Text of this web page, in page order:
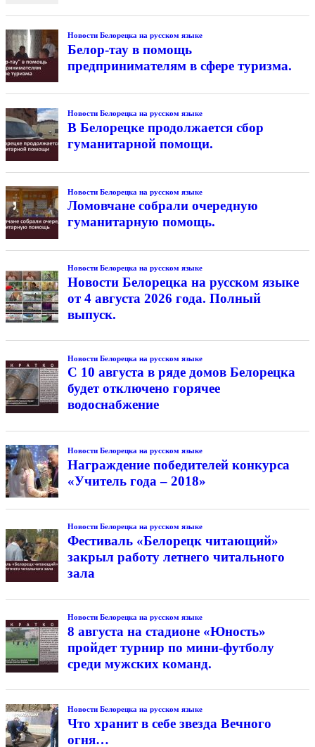
Новости Белорецка на русском языке
Белор-тау в помощь
предпринимателям в сфере туризма.
Новости Белорецка на русском языке
В Белорецке продолжается сбор
гуманитарной помощи.
Новости Белорецка на русском языке
Ломовчане собрали очередную
гуманитарную помощь.
Новости Белорецка на русском языке
Новости Белорецка на русском языке
от 4 августа 2026 года. Полный
выпуск.
Новости Белорецка на русском языке
С 10 августа в ряде домов Белорецка
будет отключено горячее
водоснабжение
Новости Белорецка на русском языке
Награждение победителей конкурса
«Учитель года – 2018»
Новости Белорецка на русском языке
Фестиваль «Белорецк читающий»
закрыл работу летнего читального
зала
Новости Белорецка на русском языке
8 августа на стадионе «Юность»
пройдет турнир по мини-футболу
среди мужских команд.
Новости Белорецка на русском языке
Что хранит в себе звезда Вечного
огня…